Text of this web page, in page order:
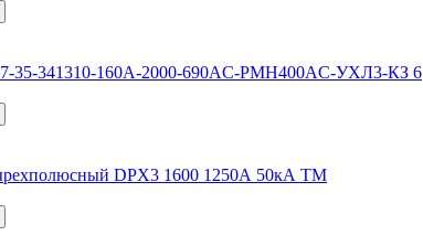
35-341310-160А-2000-690AC-РМН400AC-УХЛ3-КЗ 6
DPX3 1600 1250А 50кА ТМ